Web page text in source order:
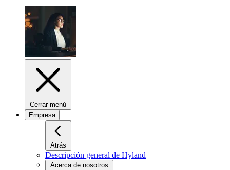
Cerrar menú
Empresa
Atrás
Descripción general de Hyland
Acerca de nosotros